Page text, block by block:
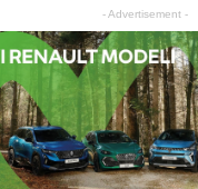
- Advertisement -